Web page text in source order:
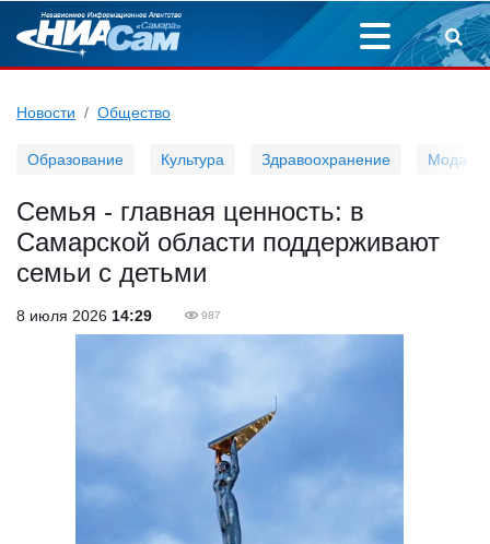
Новости Общество
Образование Культура Здравоохранение Мода
Семья - главная ценность: в
Самарской области поддерживают
семьи с детьми
8 июля 2026 14:29 987